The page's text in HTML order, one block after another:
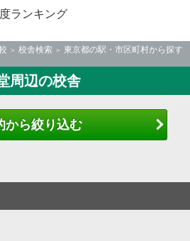
ランキング
校舎検索
東京都の駅・市区町村から探す
周辺の校舎
から絞り込む